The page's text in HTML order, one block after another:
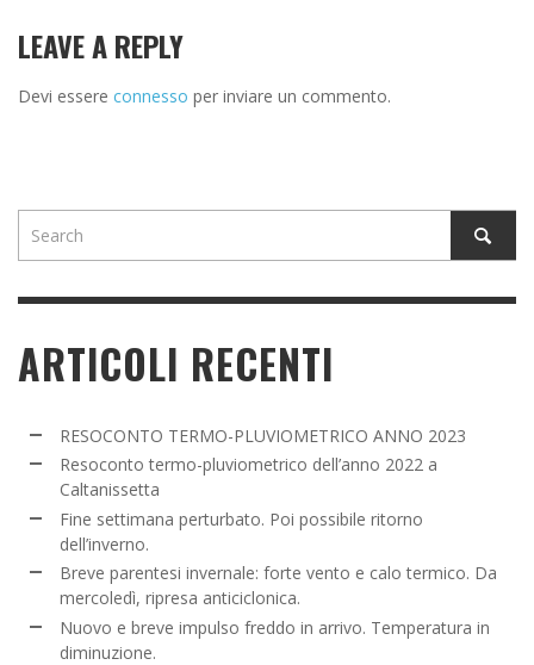
LEAVE A REPLY
Devi essere connesso per inviare un commento.
ARTICOLI RECENTI
RESOCONTO TERMO-PLUVIOMETRICO ANNO 2023
Resoconto termo-pluviometrico dell’anno 2022 a
Caltanissetta
Fine settimana perturbato. Poi possibile ritorno
dell’inverno.
Breve parentesi invernale: forte vento e calo termico. Da
mercoledì, ripresa anticiclonica.
Nuovo e breve impulso freddo in arrivo. Temperatura in
diminuzione.